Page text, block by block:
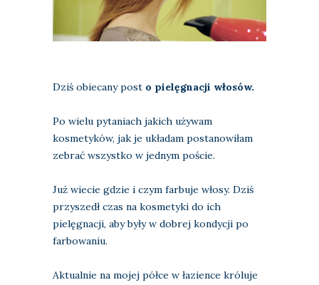
Dziś obiecany post o pielęgnacji włosów.
Po wielu pytaniach jakich używam
kosmetyków, jak je układam postanowiłam
zebrać wszystko w jednym poście.
Już wiecie gdzie i czym farbuje włosy. Dziś
przyszedł czas na kosmetyki do ich
pielęgnacji, aby były w dobrej kondycji po
farbowaniu.
Aktualnie na mojej półce w łazience króluje